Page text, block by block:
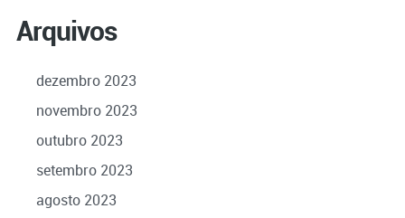
Arquivos
dezembro 2023
novembro 2023
outubro 2023
setembro 2023
agosto 2023